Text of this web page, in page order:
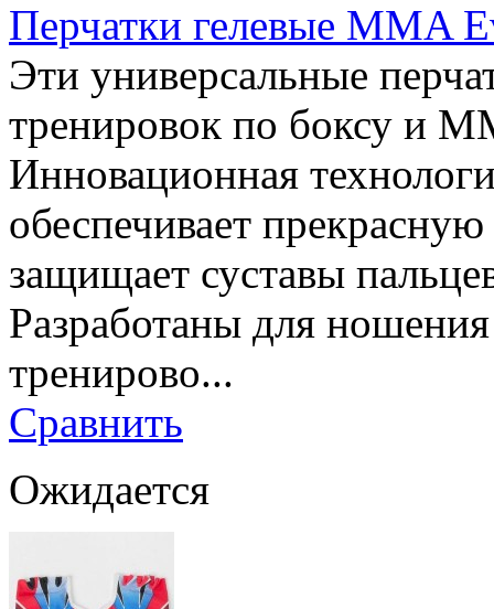
Перчатки гелевые MMA
Эти универсальные
тренировок по боксу и
Инновационная
обеспечивает
защищает суставы
Разработаны для
тренирово...
Сравнить
Ожидается